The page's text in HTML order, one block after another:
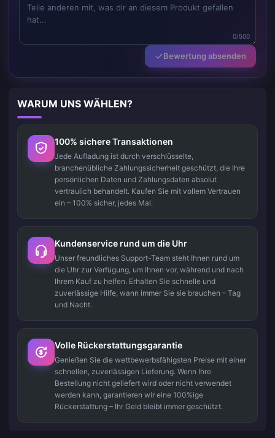
0/500
Bewertung absenden
WARUM UNS WÄHLEN?
100% sichere Transaktionen
Jede Aufladung ist durch verschlüsselte,
branchenübliche Zahlungssicherheit geschützt, die Ihre
persönlichen Daten und Zahlungsdaten absolut
vertraulich behandelt. Kaufen Sie mit vollem Vertrauen
ein – 100% sicher, jedes Mal.
Kundenservice rund um die Uhr
Unser freundliches Support-Team steht Ihnen rund um
die Uhr zur Verfügung, um Ihnen vor, während und nach
Ihrem Kauf zu helfen. Erhalten Sie schnelle und
zuverlässige Hilfe, wann immer Sie sie brauchen – Tag
und Nacht.
Volle Rückerstattungsgarantie
Genießen Sie die wettbewerbsfähigsten Preise mit einer
schnellen, zuverlässigen Lieferung. Wenn Ihre
Bestellung nicht geliefert wird oder nicht verwendet
werden kann, garantieren wir eine 100%ige
Rückerstattung – Ihr Geld bleibt immer geschützt.